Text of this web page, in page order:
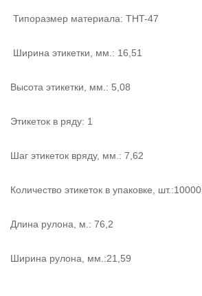
Типоразмер материала: THT-47
Ширина этикетки, мм.: 16,51
Высота этикетки, мм.: 5,08
Этикеток в ряду: 1
Шаг этикеток вряду, мм.: 7,62
Количество этикеток в упаковке, шт.:10000
Длина рулона, м.: 76,2
Ширина рулона, мм.:21,59